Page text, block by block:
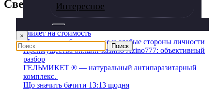
Интересное
×
Свежие записи
Подготовка автомобиля к продаже: что действительно
влияет на стоимость
Матрица судьбы: сильные и слабые стороны личности
Преимущества онлайн-казино Azino777: объективный
разбор
ГЕЛЬМИКЕТ ® — натуральный антипаразитарный
комплекс.
Що значить бачити 13:13 щодня